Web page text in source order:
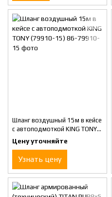
Шланг воздушный 15м в кейсе
с автоподмоткой KING TONY
(79910-15)
Цену уточняйте
Узнать цену